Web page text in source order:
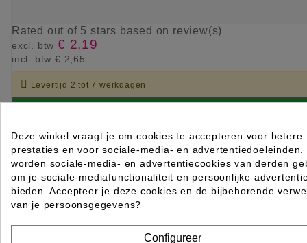
Rated out of 5 stars based on review(s)
excl. btw € 2,19
incl. btw € 2,65
 Levertijd 2 tot 7 werkdagen
IN WINKELWAGEN
Deze winkel vraagt je om cookies te accepteren voor betere
prestaties en voor sociale-media- en advertentiedoeleinden.
worden sociale-media- en advertentiecookies van derden
om je sociale-mediafunctionaliteit en persoonlijke
bieden. Accepteer je deze cookies en de bijbehorende
van je persoonsgegevens?
Configureer